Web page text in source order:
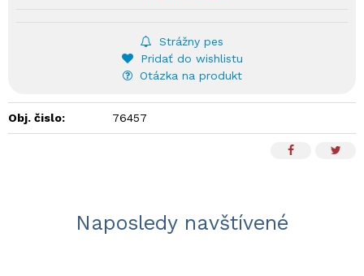
Strážny pes
Pridať do wishlistu
Otázka na produkt
Obj. čislo: 76457
Naposledy navštívené